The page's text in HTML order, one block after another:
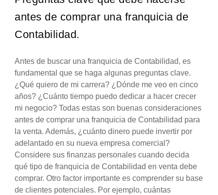
antes de comprar una franquicia de
Contabilidad.
Antes de buscar una franquicia de Contabilidad, es
fundamental que se haga algunas preguntas clave.
¿Qué quiero de mi carrera? ¿Dónde me veo en cinco
años? ¿Cuánto tiempo puedo dedicar a hacer crecer
mi negocio? Todas estas son buenas consideraciones
antes de comprar una franquicia de Contabilidad para
la venta. Además, ¿cuánto dinero puede invertir por
adelantado en su nueva empresa comercial?
Considere sus finanzas personales cuando decida
qué tipo de franquicia de Contabilidad en venta debe
comprar. Otro factor importante es comprender su base
de clientes potenciales. Por ejemplo, cuántas